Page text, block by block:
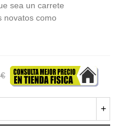
sea un carrete
novatos como
+